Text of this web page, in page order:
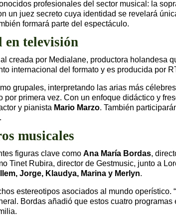
profesionales del sector musical: la
un juez secreto cuya identidad se revelará
formará parte del espectáculo.
en televisión
creada por Medialane, productora holandesa
internacional del formato y es producida por
grupales, interpretando las arias más
primera vez. Con un enfoque didáctico y
y pianista Mario Marzo. También
musicales
figuras clave como Ana María Bordas,
Tinet Rubira, director de Gestmusic, junto a
Jorge, Klaudya, Marina y Merlyn.
estereotipos asociados al mundo operístico.
Bordas añadió que estos cuatro